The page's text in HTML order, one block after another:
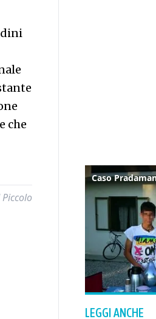
che
LEGGI ANCHE